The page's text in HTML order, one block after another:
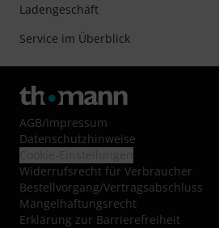
Ladengeschäft
Service im Überblick
AGB/Impressum
Datenschutzhinweise
Widerrufsrecht für Verbraucher
Bestellvorgang/Vertragsabschluss
Mängelhaftungsrecht
Erklärung zur Barrierefreiheit